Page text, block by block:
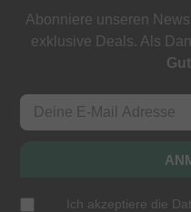
Abonniere unseren
exklusive Deals. Als
Ich akzeptiere die